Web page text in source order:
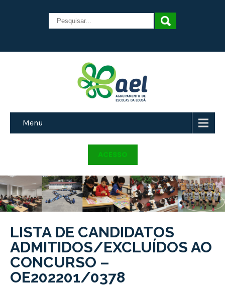
Menu
ACESSO
LISTA DE CANDIDATOS
ADMITIDOS/EXCLUÍDOS AO
CONCURSO –
OE202201/0378